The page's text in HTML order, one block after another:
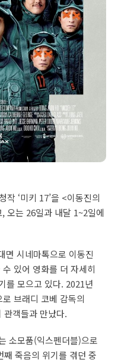
작 ‘미키 17’을 <이동진의
오는 26일과 내달 1~2일에
면 시네마톡으로 이동진
있어 영화를 더 자세히
를 모으고 있다. 2021년
로 브래디 코베 감독의
관객들과 만났다.
소모품(익스펜더블)으로
째 죽음의 위기를 겪던 중